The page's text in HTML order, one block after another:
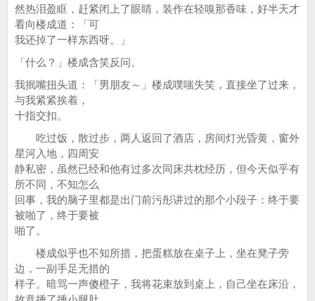
然热泪盈眶，赶紧闭上了眼睛，装作在轻嗅那香味，好半天才
看向楼成道：「可
我还掉了一样东西呀。」
「什么？」楼成含笑反问。
我抿嘴扭头道：「男朋友～」楼成噗嗤失笑，直接坐了过来，
与我紧紧挨着，
十指交扣。
吃过饭，散过步，两人返回了酒店，房间灯光昏黄，窗外
星河入地，四周安
静私密，虽然已经和他有过多次同床共枕经历，但今天似乎有
所不同，不知怎么
回事，我的脑子里都是出门前污彤讲过的那个小段子：终于要
被啪了，终于要被
啪了。
楼成似乎也不知所措，把蛋糕放在桌子上，坐在凳子旁
边，一副手足无措的
样子。暗骂一声傻橙子，我将花束放到桌上，自己坐在床沿，